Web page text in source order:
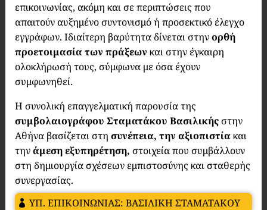
επικοινωνίας, ακόμη και σε περιπτώσεις που
απαιτούν αυξημένο συντονισμό ή προσεκτικό έλεγχο
εγγράφων. Ιδιαίτερη βαρύτητα δίνεται στηνορθή
προετοιμασία των πράξεων και στην έγκαιρη
ολοκλήρωσή τους, σύμφωνα με όσα έχουν
συμφωνηθεί.
Η συνολική επαγγελματική παρουσία της
συμβολαιογράφου Σταματάκου Βασιλικήςστην
Αθήνα βασίζεται στη συνέπεια, την αξιοπιστίακαι
τηνάμεση εξυπηρέτηση, στοιχεία που συμβάλλουν
στη δημιουργία σχέσεων εμπιστοσύνης και σταθερής
συνεργασίας.
ΥΠ. ΕΠΙΚΟΙΝΩΝΙΑΣ: ΒΑΣΙΛΙΚΗ ΣΤΑΜΑΤΑΚΟΥ